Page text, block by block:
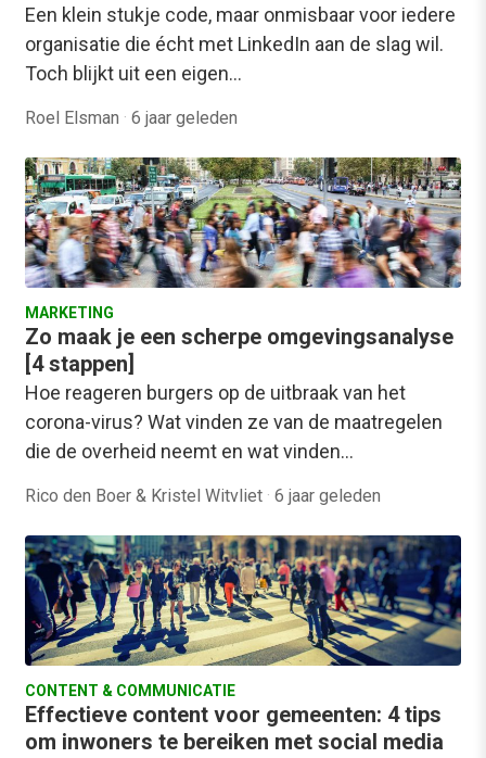
Een klein stukje code, maar onmisbaar voor iedere
organisatie die écht met LinkedIn aan de slag wil.
Toch blijkt uit een eigen…
Roel Elsman · 6 jaar geleden
MARKETING
Zo maak je een scherpe omgevingsanalyse
[4 stappen]
Hoe reageren burgers op de uitbraak van het
corona-virus? Wat vinden ze van de maatregelen
die de overheid neemt en wat vinden…
Rico den Boer & Kristel Witvliet · 6 jaar geleden
CONTENT & COMMUNICATIE
Effectieve content voor gemeenten: 4 tips
om inwoners te bereiken met social media